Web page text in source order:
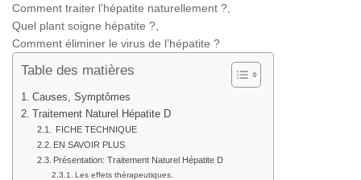
Comment traiter l’hépatite naturellement ?,
Quel plant soigne hépatite ?,
Comment éliminer le virus de l’hépatite ?
Table des matières
Causes, Symptômes
Traitement Naturel Hépatite D
FICHE TECHNIQUE
EN SAVOIR PLUS
Présentation: Traitement Naturel Hépatite D
Les effets thérapeutiques.